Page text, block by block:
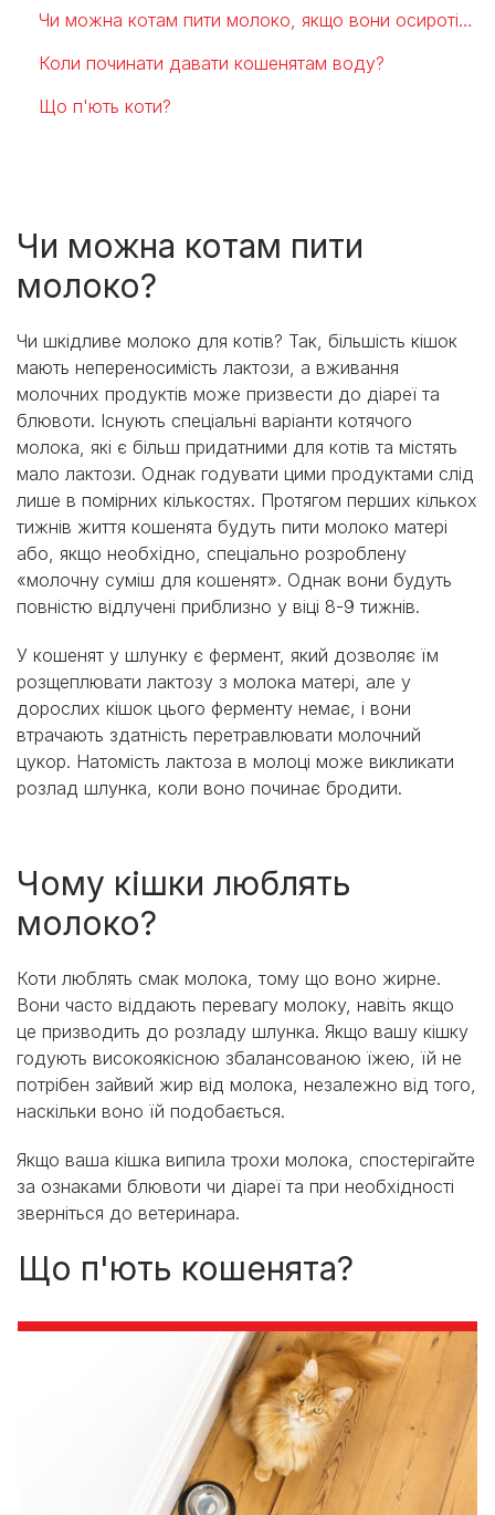
Чи можна котам пити молоко, якщо вони осиротіли?
Коли починати давати кошенятам воду?
Що п'ють коти?
Чи можна котам пити
молоко?
Чи шкідливе молоко для котів? Так, більшість кішок
мають непереносимість лактози, а вживання
молочних продуктів може призвести до діареї та
блювоти. Існують спеціальні варіанти котячого
молока, які є більш придатними для котів та містять
мало лактози. Однак годувати цими продуктами слід
лише в помірних кількостях. Протягом перших кількох
тижнів життя кошенята будуть пити молоко матері
або, якщо необхідно, спеціально розроблену
«молочну суміш для кошенят». Однак вони будуть
повністю відлучені приблизно у віці 8-9 тижнів.
У кошенят у шлунку є фермент, який дозволяє їм
розщеплювати лактозу з молока матері, але у
дорослих кішок цього ферменту немає, і вони
втрачають здатність перетравлювати молочний
цукор. Натомість лактоза в молоці може викликати
розлад шлунка, коли воно починає бродити.
Чому кішки люблять
молоко?
Коти люблять смак молока, тому що воно жирне.
Вони часто віддають перевагу молоку, навіть якщо
це призводить до розладу шлунка. Якщо вашу кішку
годують високоякісною збалансованою їжею, їй не
потрібен зайвий жир від молока, незалежно від того,
наскільки воно їй подобається.
Якщо ваша кішка випила трохи молока, спостерігайте
за ознаками блювоти чи діареї та при необхідності
зверніться до ветеринара.
Що п'ють кошенята?